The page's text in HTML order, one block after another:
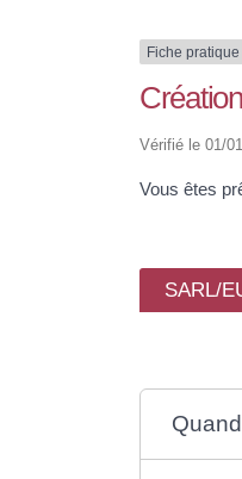
Fiche pratique
Vérifié le 01/
Vous êtes
SARL/